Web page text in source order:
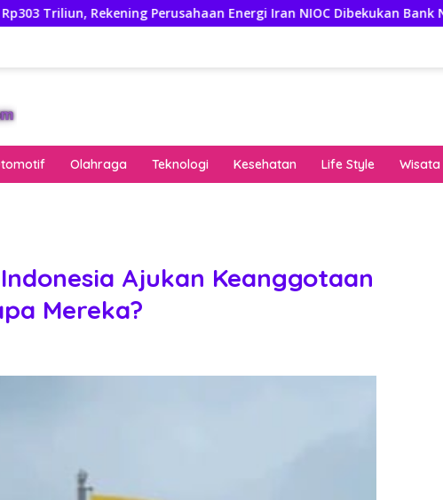
Rekening Perusahaan Energi Iran NIOC Dibekukan Bank Negeri
Olahraga Teknologi Kesehatan Life Style Wisata
Ajukan Keanggotaan
Mereka?